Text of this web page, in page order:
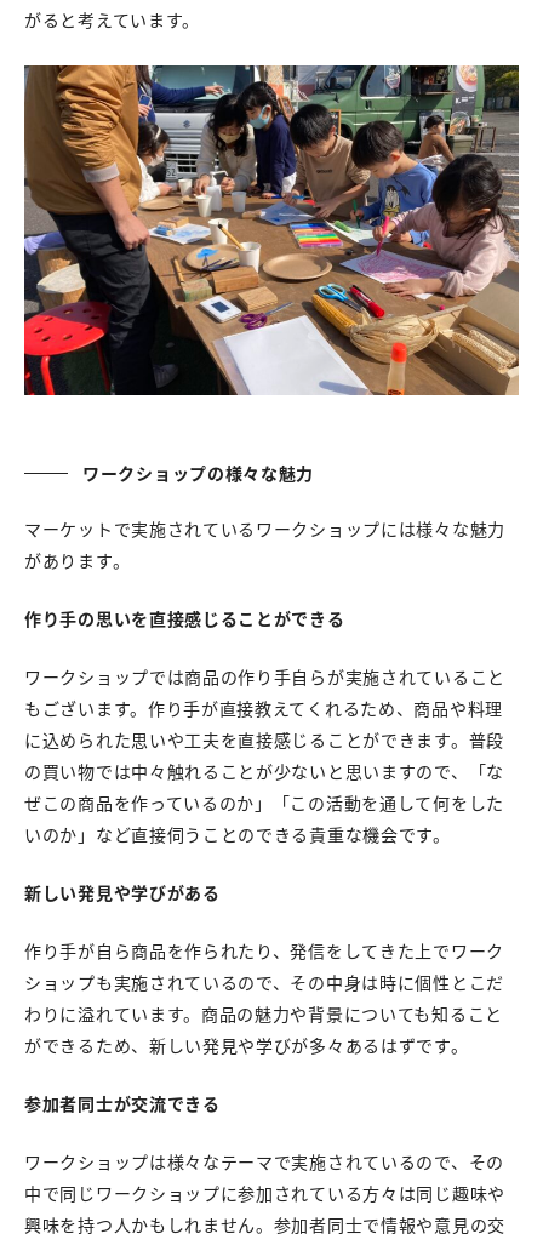
がると考えています。
ワークショップの様々な魅力
マーケットで実施されているワークショップには様々な魅力
があります。
作り手の思いを直接感じることができる
ワークショップでは商品の作り手自らが実施されていること
もございます。作り手が直接教えてくれるため、商品や料理
に込められた思いや工夫を直接感じることができます。普段
の買い物では中々触れることが少ないと思いますので、「な
ぜこの商品を作っているのか」「この活動を通して何をした
いのか」など直接伺うことのできる貴重な機会です。
新しい発見や学びがある
作り手が自ら商品を作られたり、発信をしてきた上でワーク
ショップも実施されているので、その中身は時に個性とこだ
わりに溢れています。商品の魅力や背景についても知ること
ができるため、新しい発見や学びが多々あるはずです。
参加者同士が交流できる
ワークショップは様々なテーマで実施されているので、その
中で同じワークショップに参加されている方々は同じ趣味や
興味を持つ人かもしれません。参加者同士で情報や意見の交